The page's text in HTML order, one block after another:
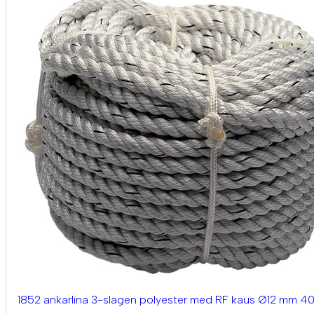
1852 ankarlina 3-slagen polyester med RF kaus Ø12 mm